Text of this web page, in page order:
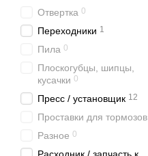
Отвертка 0
Переходники 1
Пила 0
Плоскогубцы, шипцы,
кусачки 0
Пресс / установщик 12
Проставки для тормозов
Разное 0